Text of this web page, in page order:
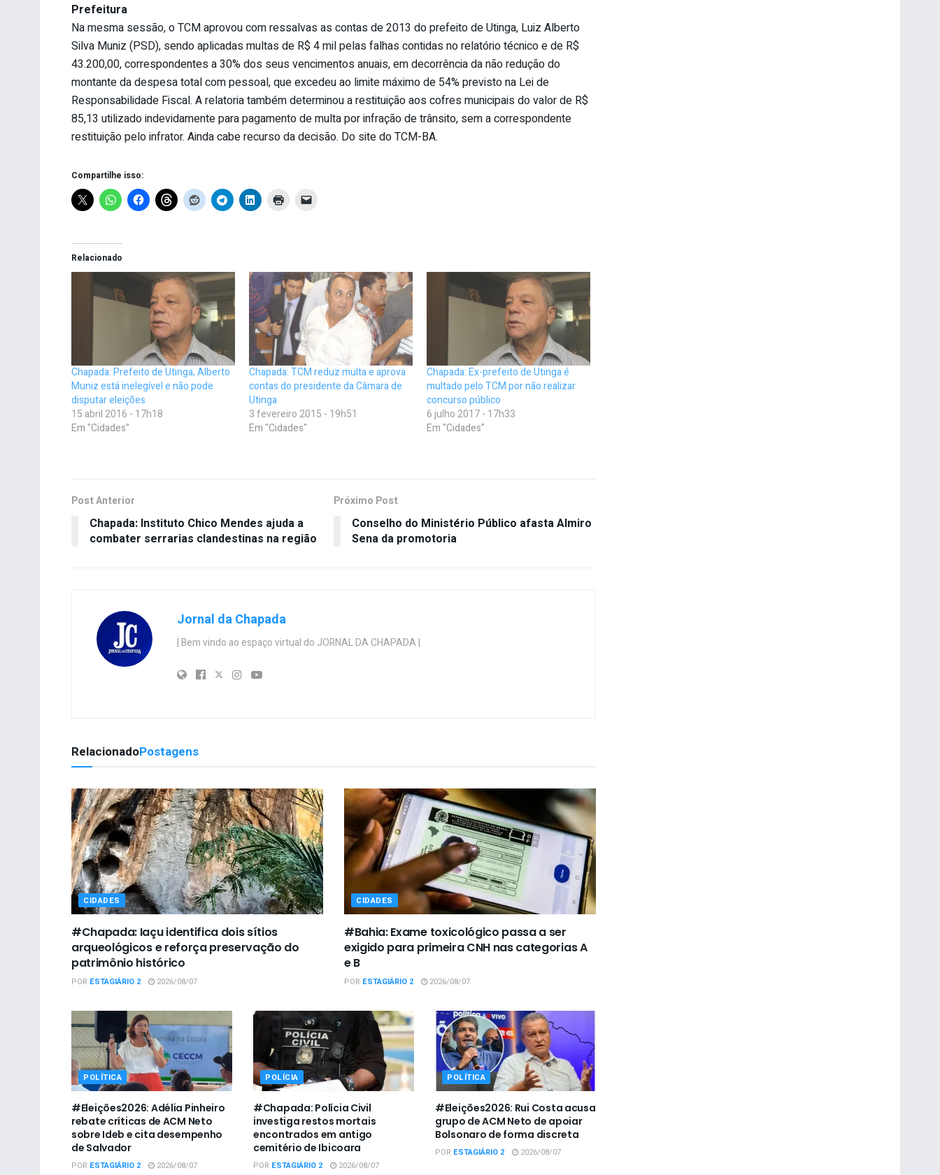
Prefeitura
Na mesma sessão, o TCM aprovou com ressalvas as contas de 2013 do prefeito de Utinga, Luiz Alberto
Silva Muniz (PSD), sendo aplicadas multas de R$ 4 mil pelas falhas contidas no relatório técnico e de R$
43.200,00, correspondentes a 30% dos seus vencimentos anuais, em decorrência da não redução do
montante da despesa total com pessoal, que excedeu ao limite máximo de 54% previsto na Lei de
Responsabilidade Fiscal. A relatoria também determinou a restituição aos cofres municipais do valor de R$
85,13 utilizado indevidamente para pagamento de multa por infração de trânsito, sem a correspondente
restituição pelo infrator. Ainda cabe recurso da decisão. Do site do TCM-BA.
Compartilhe isso:
Relacionado
Chapada: Prefeito de Utinga, Alberto
Muniz está inelegível e não pode
disputar eleições
15 abril 2016 - 17h18
Em "Cidades"
Chapada: TCM reduz multa e aprova
contas do presidente da Câmara de
Utinga
3 fevereiro 2015 - 19h51
Em "Cidades"
Chapada: Ex-prefeito de Utinga é
multado pelo TCM por não realizar
concurso público
6 julho 2017 - 17h33
Em "Cidades"
Post Anterior
Chapada: Instituto Chico Mendes ajuda a
combater serrarias clandestinas na região
Próximo Post
Conselho do Ministério Público afasta Almiro
Sena da promotoria
Jornal da Chapada
| Bem vindo ao espaço virtual do JORNAL DA CHAPADA |
RelacionadoPostagens
CIDADES
#Chapada: Iaçu identifica dois sítios
arqueológicos e reforça preservação do
patrimônio histórico
POR ESTAGIÁRIO 2 2026/08/07
CIDADES
#Bahia: Exame toxicológico passa a ser
exigido para primeira CNH nas categorias A
e B
POR ESTAGIÁRIO 2 2026/08/07
POLÍTICA
#Eleições2026: Adélia Pinheiro
rebate críticas de ACM Neto
sobre Ideb e cita desempenho
de Salvador
POR ESTAGIÁRIO 2 2026/08/07
POLÍCIA
#Chapada: Polícia Civil
investiga restos mortais
encontrados em antigo
cemitério de Ibicoara
POR ESTAGIÁRIO 2 2026/08/07
POLÍTICA
#Eleições2026: Rui Costa acusa
grupo de ACM Neto de apoiar
Bolsonaro de forma discreta
POR ESTAGIÁRIO 2 2026/08/07